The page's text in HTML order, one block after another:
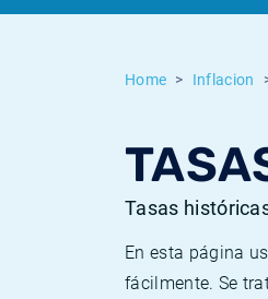
Home Inflacion
Tasas
En esta página
fácilmente. Se
Inflación Mexicano - IPC